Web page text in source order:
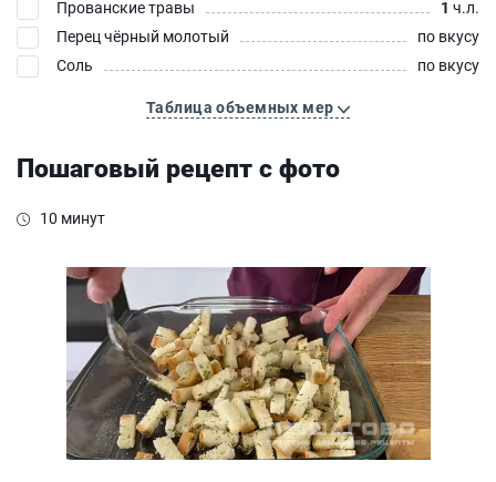
Прованские травы
1 ч.л.
Перец чёрный молотый
по вкусу
Соль
по вкусу
Таблица объемных мер
Пошаговый рецепт с фото
10 минут